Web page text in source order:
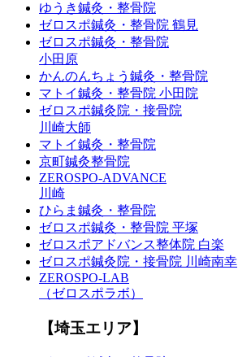
ゆうき鍼灸・整骨院
ゼロスポ鍼灸・整骨院 鶴見
ゼロスポ鍼灸・整骨院
小田原
かんのんちょう鍼灸・整骨院
マトイ鍼灸・整骨院 小田院
ゼロスポ鍼灸院・接骨院
川崎大師
マトイ鍼灸・整骨院
京町鍼灸整骨院
ZEROSPO-ADVANCE
川崎
ひらま鍼灸・整骨院
ゼロスポ鍼灸・整骨院 平塚
ゼロスポアドバンス整体院 白楽
ゼロスポ鍼灸院・接骨院 川崎南幸
ZEROSPO-LAB
（ゼロスポラボ）
【埼玉エリア】